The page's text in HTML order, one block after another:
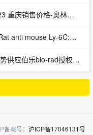
-奥林巴斯CX23生物显微镜
mouse Ly-6C:Biotin
伯乐bio-rad授权代理现货
备案号： 沪ICP备17046131号